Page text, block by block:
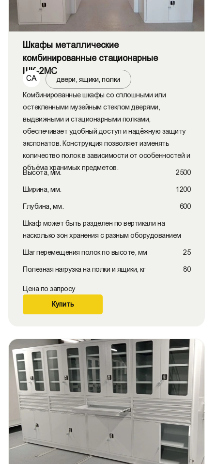
Шкафы металлические
комбинированные стационарные
ШК-2МС
СА
двери, ящики, полки
Комбинированные шкафы со сплошными или
остекленными музейным стеклом дверями,
выдвижными и стационарными полками,
обеспечивает удобный доступ и надёжную защиту
экспонатов. Конструкция позволяет изменять
количество полок в зависимости от особенностей и
объёма хранимых предметов.
Высота, мм. 2500
Ширина, мм. 1200
Глубина, мм. 600
Шкаф может быть разделен по вертикали на
насколько зон хранения с разным оборудованием
Шаг перемещения полок по высоте, мм 25
Полезная нагрузка на полки и ящики, кг 80
Цена по запросу
Купить